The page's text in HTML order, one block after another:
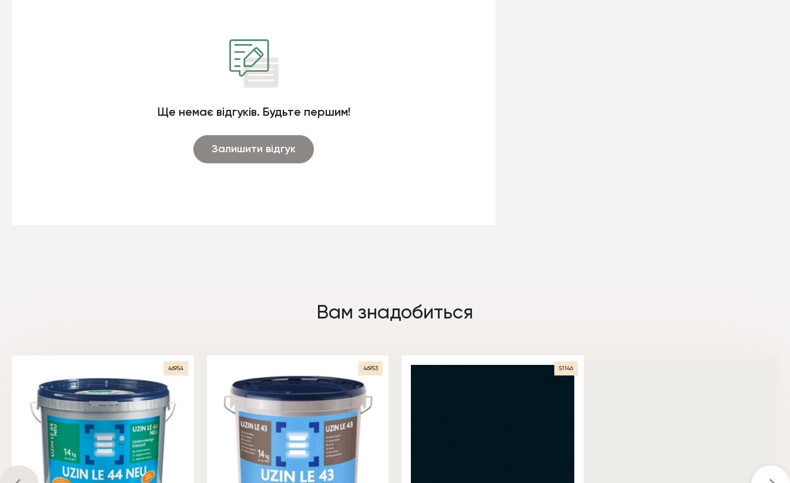
Ще немає відгуків. Будьте першим!
Залишити відгук
Вам знадобиться
46954 46953 51146